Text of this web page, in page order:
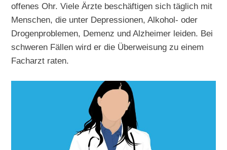
offenes Ohr. Viele Ärzte beschäftigen sich täglich mit
Menschen, die unter Depressionen, Alkohol- oder
Drogenproblemen, Demenz und Alzheimer leiden. Bei
schweren Fällen wird er die Überweisung zu einem
Facharzt raten.